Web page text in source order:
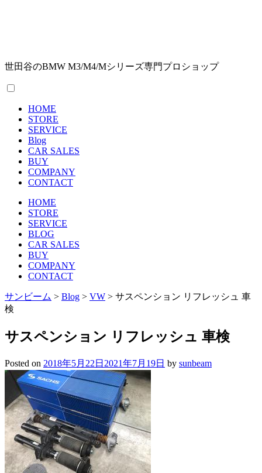
世田谷のBMW M3/M4/Mシリーズ専門プロショップ
HOME
STORE
SERVICE
Blog
CAR SALES
BUY
COMPANY
CONTACT
HOME
STORE
SERVICE
BLOG
CAR SALES
BUY
COMPANY
CONTACT
サンビーム > Blog > VW > サスペンション リフレッシュ 車
検
サスペンション リフレッシュ 車検
Posted on 2018年5月22日 2021年7月19日 by sunbeam